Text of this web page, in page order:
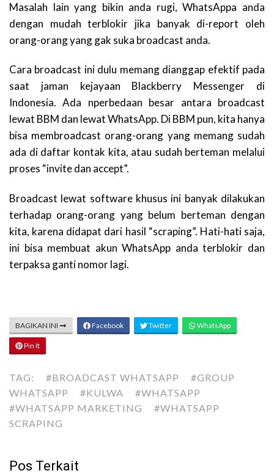
Masalah lain yang bikin anda rugi, WhatsAppa anda
dengan mudah terblokir jika banyak di-report oleh
orang-orang yang gak suka broadcast anda.
Cara broadcast ini dulu memang dianggap efektif pada
saat jaman kejayaan Blackberry Messenger di
Indonesia. Ada nperbedaan besar antara broadcast
lewat BBM dan lewat WhatsApp. Di BBM pun, kita hanya
bisa membroadcast orang-orang yang memang sudah
ada di daftar kontak kita, atau sudah berteman melalui
proses “invite dan accept”.
Broadcast lewat software khusus ini banyak dilakukan
terhadap orang-orang yang belum berteman dengan
kita, karena didapat dari hasil “scraping”. Hati-hati saja,
ini bisa membuat akun WhatsApp anda terblokir dan
terpaksa ganti nomor lagi.
BAGIKAN INI Facebook Twitter WhatsApp
Pin It
TAG: #BROADCAST WHATSAPP
#GROUP
WHATSAPP
#KULWA
#WHATSAPP
#WHATSAPP MARKETING
#WHATSAPP
SCRAPING
Pos Terkait